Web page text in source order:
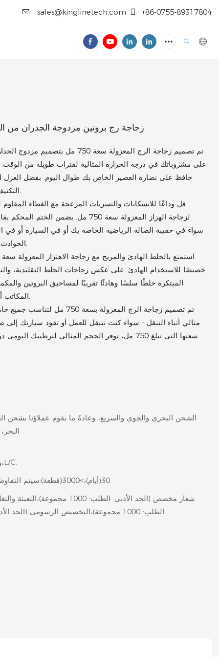
sales@kinglinetech.com +86-0755-89317804
زجاجة رج بروتين مزدوجة الجدران من
على مشروباتك في درجة الحرارة المثالية لفترات طويلة من الوقت.
حافظ على نضارة العصير الخاص بك طوال اليوم. بفضل العزل
التكثيف ويبقى الجزء الخارجي دائمًا جافًا ومريحًا في اليد.
لزجاجة الهزاز المعزولة سعة 750 مل.
سواء في حقيبة الصالة الرياضية الخاصة بك أو في السيارة أو
الحوادث غير المرغوب فيها وهي مثالية لأسلوب حياة نشط.
خصيصًا للاستخدام الهادئ. على عكس زجاجات الخلط التقليدية،
المبتكرة خلطًا سلسًا وهادئًا تقريبًا لمساحيق البروتين
المكاتب أو ساعات الصباح الباكر في صالة الألعاب الرياضية.
مثالي أثناء التنقل - سواء كنت تتنقل للعمل أو تقود سيارتك إلى
سعتها التي تبلغ 750 مل، توفر الحجم المثالي
الشحن البحري والجوي والسريع، وعادةً ما يقوم عملاؤنا بشحن
TT،Paypal،ويسترن يونيون،L/C.
1-3000(قطعة):30(أيام)،>3000(قطعة):سيتم التفاوض عليها(أيام)
شعار مخصص (الحد الأدنى. الطلب: 1000
الطلب: 1000 مجموعة)،التخصيص الرسومي (الحد الأدنى. الطلب: 1000 مجموعة)